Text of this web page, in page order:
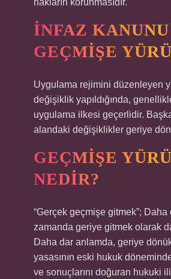
hakların korunmasıdır.
İNFAZ KANUNU
GEÇMIŞE
Uygulama rejimini düzenleyen
değişiklik yapıldığında,
uygulama ilkesi geçerlidir.
alandaki değişiklikler geriye
GEÇMIŞE
NEDIR?
“Gerçek geçmişe gitmek”;
zamanda geriye gitmek olarak da
Daha dar anlamda, geriye
yasasının eski hukuk
ve sonuçlarını doğuran hukuki